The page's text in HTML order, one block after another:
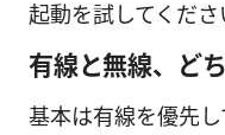
起動を試してくださ
有線と無線、ど
基本は有線を優先